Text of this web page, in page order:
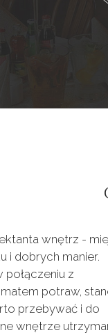
wnętrz -
i dobrych manier.
z
potraw,
przebywać i do
wnętrze